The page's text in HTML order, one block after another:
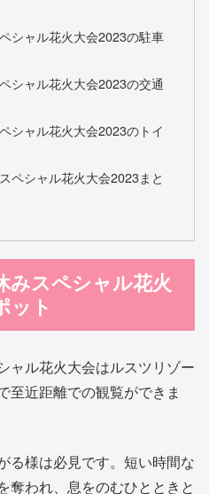
シャル花火大会2023の駐車
シャル花火大会2023の交通
シャル花火大会2023のトイ
ペシャル花火大会2023まと
みスペシャル花火
ット
ャル花火大会はルスツリゾー
至近距離での観覧ができま
る様は必見です。短い時間な
奪われ、息をのむひとときと